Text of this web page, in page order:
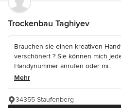
Trockenbau Taghiyev
Brauchen sie einen kreativen
verschönert ? Sie können mich
Handynummer anrufen oder mi...
Mehr
34355 Staufenberg